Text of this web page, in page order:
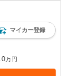
マイカー登録
.0万円